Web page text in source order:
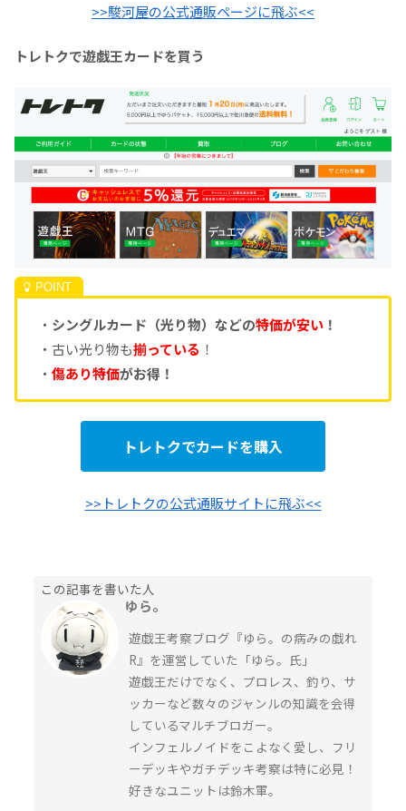
>>駿河屋の公式通販ページに飛ぶ<<
トレトクで遊戯王カードを買う
・ シングルカード（光り物）などの特価が安い！
・古い光り物も揃っている ！
・ 傷あり特価がお得！
トレトクでカードを購入
>>トレトクの公式通販サイトに飛ぶ<<
この記事を書いた人
ゆら。
遊戯王考察ブログ『ゆら。の病みの戯れ
R』を運営していた「ゆら。氏」
遊戯王だけでなく、プロレス、釣り、サ
ッカーなど数々のジャンルの知識を会得
しているマルチブロガー。
インフェルノイドをこよなく愛し、フリ
ーデッキやガチデッキ考察は特に必見！
好きなユニットは鈴木軍。